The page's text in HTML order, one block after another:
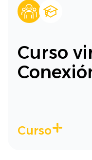
Curso
Curso